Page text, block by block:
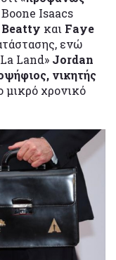
Isaacs
και Faye
ενώ
Land» Jordan
νικητής
μικρό χρονικό